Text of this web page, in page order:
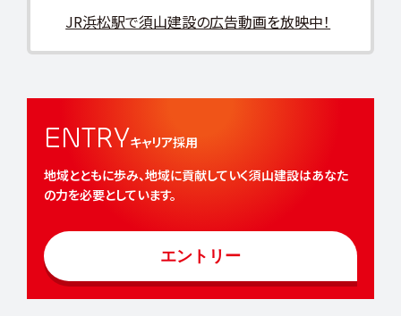
理
営
業
総
務
環
JR浜松駅で須山建設の広告動画を放映中！
ENTRYキャリア採用
地域とともに歩み、地域に貢献していく須山建設はあなた
の力を必要としています。
エントリー